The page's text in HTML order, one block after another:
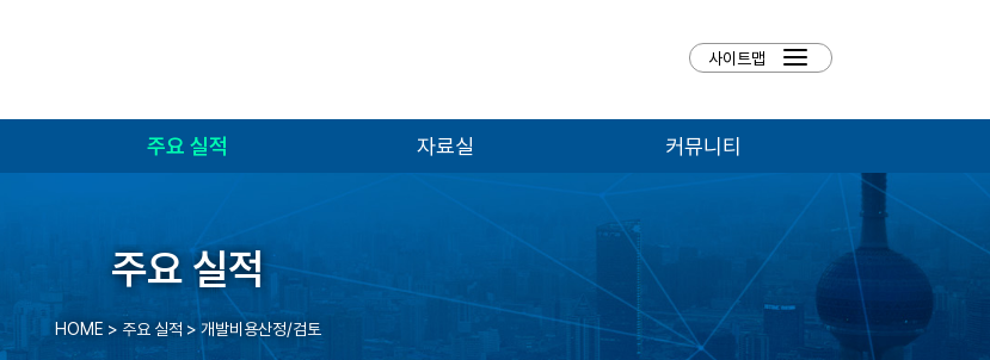
주요 실적 자료실 커뮤니티
주요 실적
HOME > 주요 실적 > 개발비용산정/검토